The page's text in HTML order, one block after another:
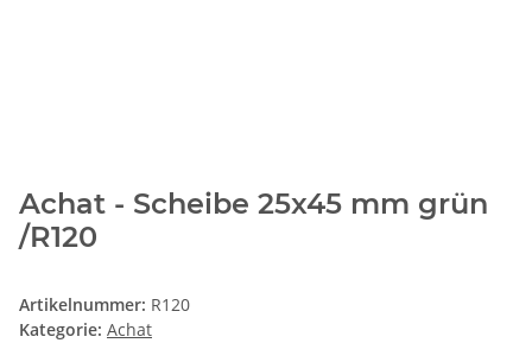
Achat - Scheibe 25x45 mm grün
/R120
Artikelnummer: R120
Kategorie: Achat